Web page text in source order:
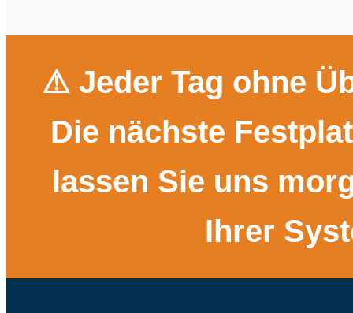
⚠ Jeder Tag ohne
Die nächste
lassen Sie uns
Ihrer